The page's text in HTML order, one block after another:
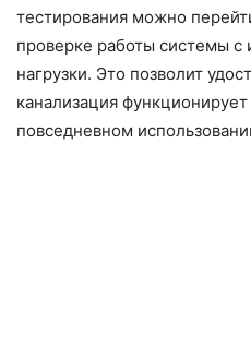
тестирования можно
проверке работы системы с
нагрузки. Это позволит
канализация
повседневном